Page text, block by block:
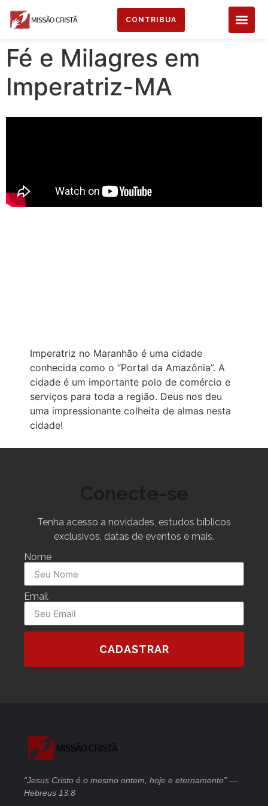
CONTRIBUA
Fé e Milagres em
Imperatriz-MA
Imperatriz no Maranhão é uma cidade
conhecida como o “Portal da Amazônia”. A
cidade é um importante polo de comércio e
serviços para toda a região. Deus nos deu
uma impressionante colheita de almas nesta
cidade!
Tenha acesso a novidades, estudos bíblicos
exclusivos, datas de eventos e mais.
Nome
Email
CADASTRAR
“Jesus Cristo é o mesmo ontem, hoje e eternamente” —
Hebreus 13:8